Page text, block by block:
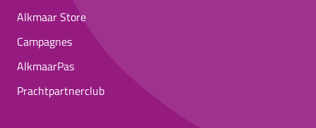
Alkmaar Store
Campagnes
AlkmaarPas
Prachtpartnerclub